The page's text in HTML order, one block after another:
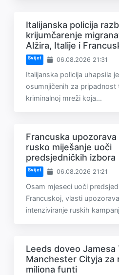
Italijanska policija
krijumčarenje
Alžira, Italije i
Svijet 06.08.2026 21:31
Italijanska policija uhapsila
osumnjičenih za pripadnost
kriminalnoj mreži koja...
Francuska upozorava
rusko miješanje uoči
predsjedničkih izbora
Svijet 06.08.2026 21:21
Osam mjeseci uoči
Francuskoj, vlasti
intenziviranje ruskih
Leeds doveo Jamesa
Manchester Cityja za
miliona funti